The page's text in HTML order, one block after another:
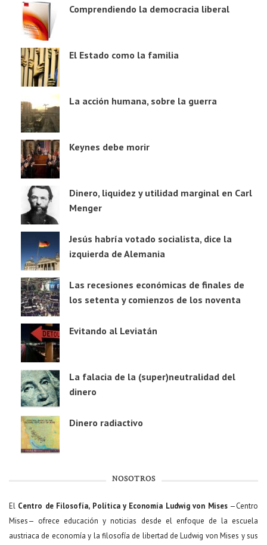
Comprendiendo la democracia liberal
El Estado como la familia
La acción humana, sobre la guerra
Keynes debe morir
Dinero, liquidez y utilidad marginal en Carl
Menger
Jesús habría votado socialista, dice la
izquierda de Alemania
Las recesiones económicas de finales de
los setenta y comienzos de los noventa
Evitando al Leviatán
La falacia de la (super)neutralidad del
dinero
Dinero radiactivo
NOSOTROS
El Centro de Filosofía, Política y Economía Ludwig von Mises—Centro
Mises— ofrece educación y noticias desde el enfoque de la escuela
austriaca de economía y la filosofía de libertad de Ludwig von Mises y sus